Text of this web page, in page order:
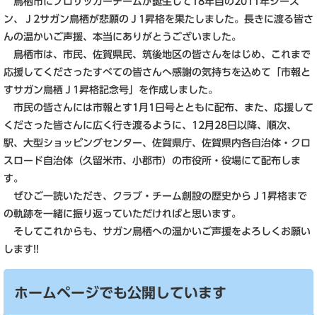
ン、Ｊ2サガン鳥栖が悲願のＪ1昇格を果たしました。長きに渡る皆さ
んの温かいご声援、本当にありがとうございました。
鳥栖市は、市民、佐賀県民、筑後地区の皆さんをはじめ、これまで
応援してくださったすべての皆さんへ感謝の気持ちを込めて「市報と
すサガン鳥栖Ｊ1昇格記念号」を作成しました。
市民の皆さんには市報とす1月1日号とともに配布、また、応援して
くださった皆さんに広く行き渡るように、12月28日以降、順次、
駅、大型ショッピングセンター、佐賀県庁、佐賀県内各自治体・クロ
スロード自治体（久留米市、小郡市）の市役所・役場にて配布しま
す。
ぜひご一読いただき、クラブ・チーム創設の歴史からＪ1昇格まで
の軌跡を一緒に振り返っていただければと思います。
そしてこれからも、サガン鳥栖への温かいご声援をよろしくお願い
します!!
ホームページでも公開しています